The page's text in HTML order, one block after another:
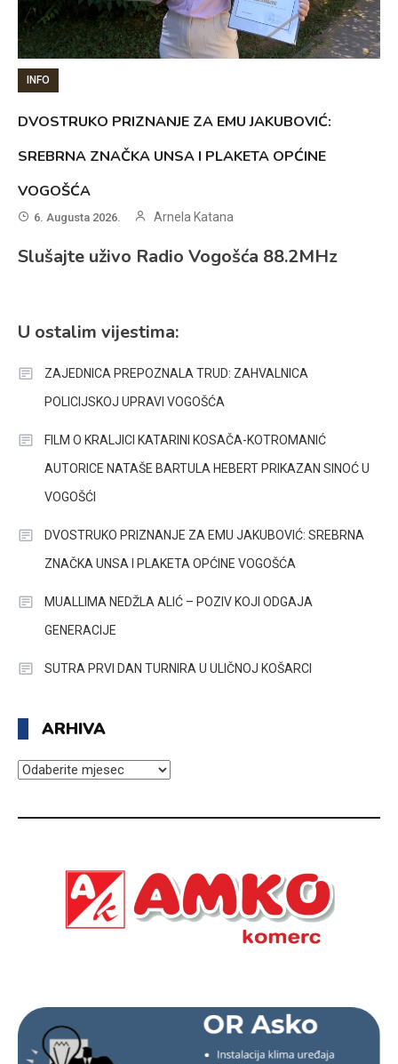
INFO
DVOSTRUKO PRIZNANJE ZA EMU JAKUBOVIĆ:
SREBRNA ZNAČKA UNSA I PLAKETA OPĆINE
VOGOŠĆA
6. Augusta 2026. Arnela Katana
Slušajte uživo Radio Vogošća 88.2MHz
U ostalim vijestima:
ZAJEDNICA PREPOZNALA TRUD: ZAHVALNICA
POLICIJSKOJ UPRAVI VOGOŠĆA
FILM O KRALJICI KATARINI KOSAČA-KOTROMANIĆ
AUTORICE NATAŠE BARTULA HEBERT PRIKAZAN SINOĆ U
VOGOŠĆI
DVOSTRUKO PRIZNANJE ZA EMU JAKUBOVIĆ: SREBRNA
ZNAČKA UNSA I PLAKETA OPĆINE VOGOŠĆA
MUALLIMA NEDŽLA ALIĆ – POZIV KOJI ODGAJA
GENERACIJE
SUTRA PRVI DAN TURNIRA U ULIČNOJ KOŠARCI
ARHIVA
ARHIVA